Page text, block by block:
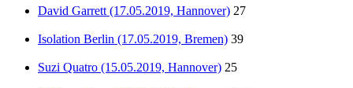
David Garrett (17.05.2019, Hannover) 27
Isolation Berlin (17.05.2019, Bremen) 39
Suzi Quatro (15.05.2019, Hannover) 25